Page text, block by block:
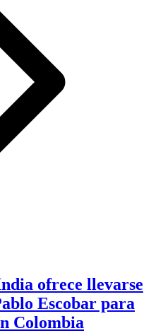
ofrece llevarse
Escobar para
Colombia